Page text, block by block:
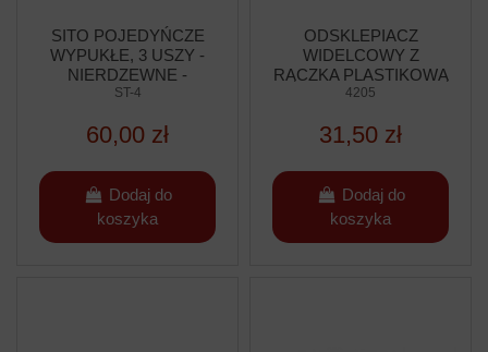
SITO POJEDYŃCZE
WYPUKŁE, 3 USZY -
NIERDZEWNE -
Ø240MM
ST-4
60,00 zł
Dodaj do
koszyka
ODSKLEPIACZ
WIDELCOWY Z
RĄCZKA PLASTIKOWĄ
- IGŁY ZE STALI
4205
31,50 zł
Dodaj do
koszyka